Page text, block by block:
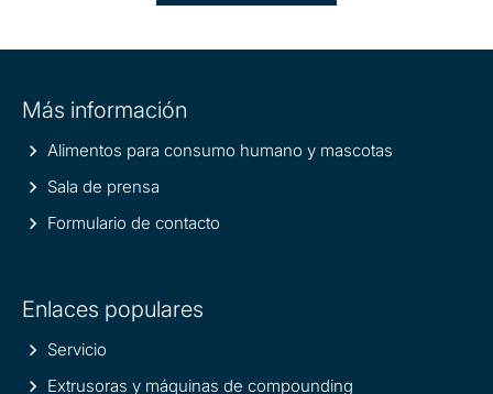
information
Más información
Alimentos para consumo humano y mascotas
Sala de prensa
Formulario de contacto
Enlaces populares
Servicio
Extrusoras y máquinas de compounding